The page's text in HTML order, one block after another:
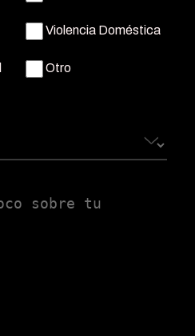
Violencia Doméstica
Otro